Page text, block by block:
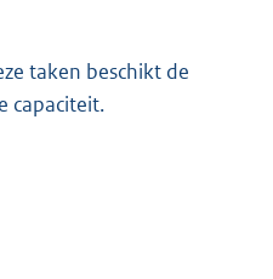
taken beschikt de
capaciteit.